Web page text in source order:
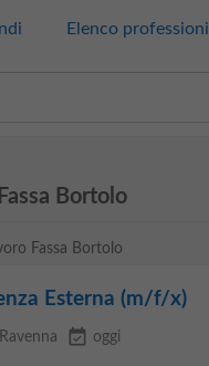
Elenco professioni
Bortolo
Fassa Bortolo
Esterna (m/f/x)
Ravenna event_available oggi